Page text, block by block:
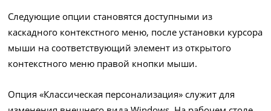
Следующие опции становятся доступными из
каскадного контекстного меню, после установки курсора
мыши на соответствующий элемент из открытого
контекстного меню правой кнопки мыши.
Опция «Классическая персонализация» служит для